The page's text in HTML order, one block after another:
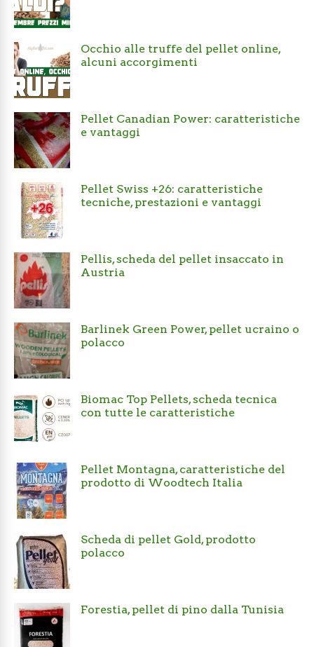
Occhio alle truffe del pellet online,
alcuni accorgimenti
Pellet Canadian Power: caratteristiche
e vantaggi
Pellet Swiss +26: caratteristiche
tecniche, prestazioni e vantaggi
Pellis, scheda del pellet insaccato in
Austria
Barlinek Green Power, pellet ucraino o
polacco
Biomac Top Pellets, scheda tecnica
con tutte le caratteristiche
Pellet Montagna, caratteristiche del
prodotto di Woodtech Italia
Scheda di pellet Gold, prodotto
polacco
Forestia, pellet di pino dalla Tunisia